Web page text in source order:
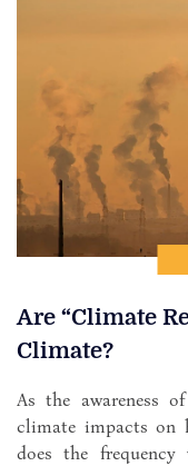
Are “Climate
Climate?
As the awareness
climate impacts on
does the